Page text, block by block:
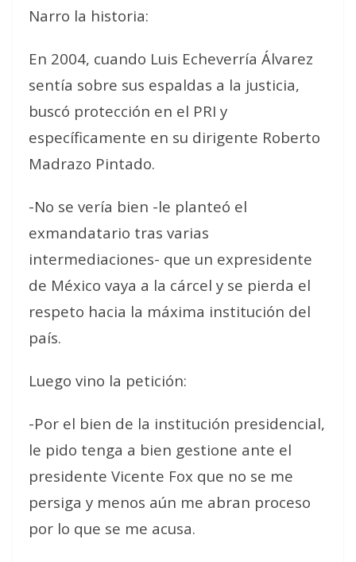
Narro la historia:
En 2004, cuando Luis Echeverría Álvarez
sentía sobre sus espaldas a la justicia,
buscó protección en el PRI y
específicamente en su dirigente Roberto
Madrazo Pintado.
-No se vería bien -le planteó el
exmandatario tras varias
intermediaciones- que un expresidente
de México vaya a la cárcel y se pierda el
respeto hacia la máxima institución del
país.
Luego vino la petición:
-Por el bien de la institución presidencial,
le pido tenga a bien gestione ante el
presidente Vicente Fox que no se me
persiga y menos aún me abran proceso
por lo que se me acusa.